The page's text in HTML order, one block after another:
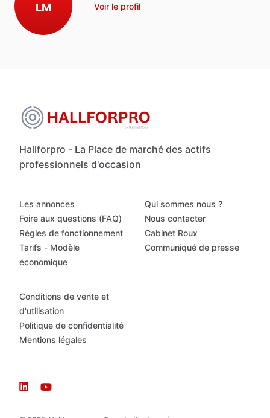
LM Voir le profil
Hallforpro - La Place de marché des actifs
professionnels d'occasion
Les annonces
Foire aux questions (FAQ)
Règles de fonctionnement
Tarifs - Modèle
économique
Qui sommes nous ?
Nous contacter
Cabinet Roux
Communiqué de presse
Conditions de vente et
d'utilisation
Politique de confidentialité
Mentions légales